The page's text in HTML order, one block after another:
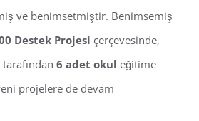
ve benimsetmiştir. Benimsemiş
Destek Projesi çerçevesinde,
6 adet okul eğitime
projelere de devam